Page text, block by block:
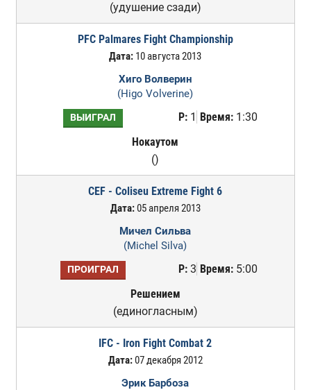
(удушение сзади)
PFC Palmares Fight Championship
Дата: 10 августа 2013
Хиго Волверин
(Higo Volverine)
ВЫИГРАЛ Р:1 Время:1:30
Нокаутом
()
CEF - Coliseu Extreme Fight 6
Дата:05 апреля 2013
Мичел Сильва
(Michel Silva)
ПРОИГРАЛ Р:3 Время:5:00
Решением
(единогласным)
IFC - Iron Fight Combat 2
Дата:07 декабря 2012
Эрик Барбоза